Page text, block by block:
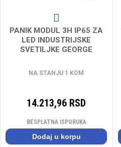
PANIK MODUL 3H IP65 ZA
LED INDUSTRIJSKE
SVETILJKE GEORGE
NA STANJU 1 KOM
14.213,96 RSD
BESPLATNA ISPORUKA
Dodaj u korpu